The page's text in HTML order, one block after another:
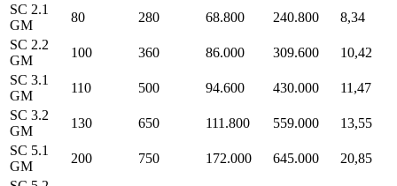
SC 2.1
GM
80 280 68.800 240.800
8,34
SC 2.2
GM
100 360 86.000 309.600
10,42
SC 3.1
GM
110 500 94.600 430.000
11,47
SC 3.2
GM
130 650 111.800 559.000
13,55
SC 5.1
GM
200 750 172.000 645.000
20,85